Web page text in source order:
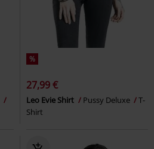
%
27,99 €
Leo Evie Shirt Pussy Deluxe
T-
Shirt